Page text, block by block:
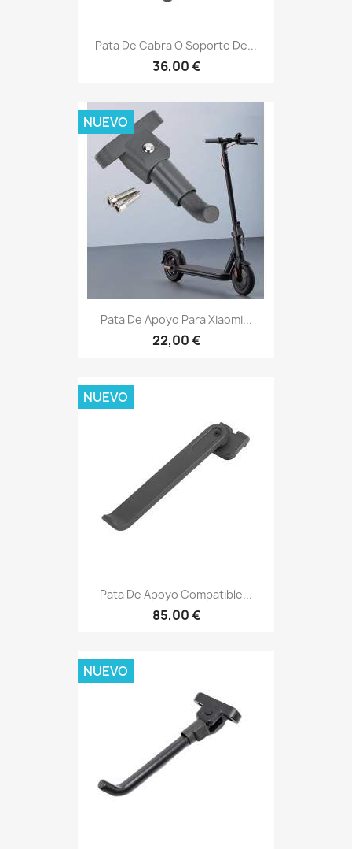
Pata De Cabra O Soporte De...
36,00 €
Pata De Apoyo Para Xiaomi...
22,00 €
NUEVO
Pata De Apoyo Compatible...
85,00 €
NUEVO
NUEVO